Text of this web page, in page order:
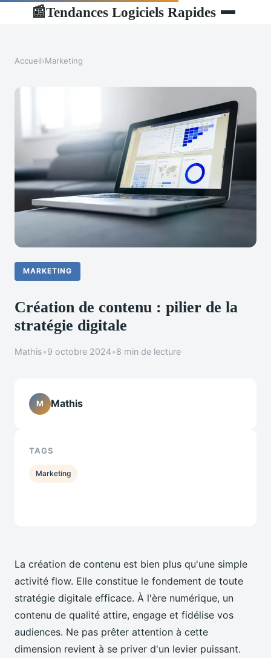
📰Tendances Logiciels Rapides
Accueil›Marketing
MARKETING
Création de contenu : pilier de la
stratégie digitale
Mathis•9 octobre 2024•8 min de lecture
La création de contenu est bien plus qu'une simple
activité flow. Elle constitue le fondement de toute
stratégie digitale efficace. À l'ère numérique, un
contenu de qualité attire, engage et fidélise vos
audiences. Ne pas prêter attention à cette
dimension revient à se priver d'un levier puissant.
M Mathis
TAGS
Marketing